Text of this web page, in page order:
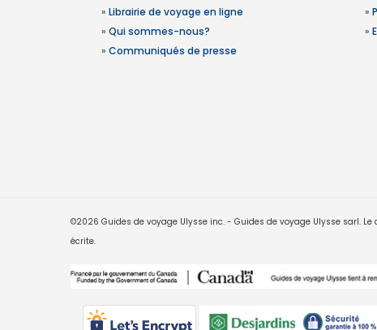
» Librairie de voyage en ligne
» Qui sommes-nous?
» Communiqués de presse
»
»
©2026 Guides de voyage Ulysse inc. - Guides de voyage Ulysse sarl.
écrite.